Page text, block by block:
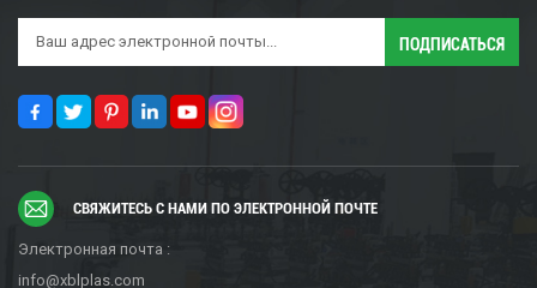
СВЯЖИТЕСЬ С НАМИ ПО ЭЛЕКТРОННОЙ ПОЧТЕ
Электронная почта :
info@xblplas.com